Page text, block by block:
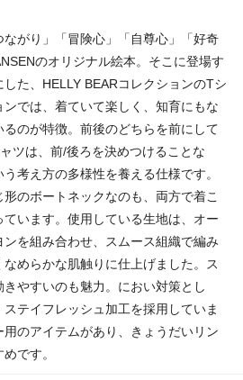
がり」「冒険心」「自尊心」「好奇
のオリジナル絵本。そこに登場す
た、HELLY BEARコレクションのTシ
では、着ていて楽しく、知育にもな
のが特徴。前後のどちらを前にして
ツは、前/後ろを決めつけることな
考え方の多様性を養える仕様です。
のボートネックなのも、両方で着こ
います。使用している生地は、オー
を組み合わせ、スムース組織で編み
めらかな肌触りに仕上げました。ス
きやすいのも魅力。におい対策とし
テイフレッシュ加工を採用していま
のアイテムがあり、きょうだいリン
です。